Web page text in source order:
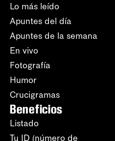
Lo más leído
Apuntes del día
Apuntes de la semana
En vivo
Fotografía
Humor
Crucigramas
Beneficios
Listado
Tu ID (número de